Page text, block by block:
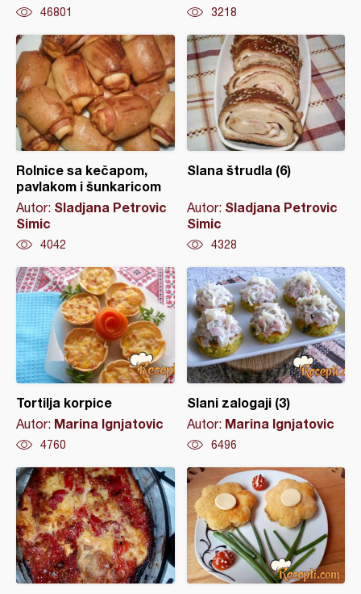
46801 3218
Rolnice sa kečapom,
pavlakom i šunkaricom
Autor: Sladjana Petrovic
Simic
4042
Slana štrudla (6)
Autor: Sladjana Petrovic
Simic
4328
Tortilja korpice
Autor: Marina Ignjatovic
4760
Slani zalogaji (3)
Autor: Marina Ignjatovic
6496